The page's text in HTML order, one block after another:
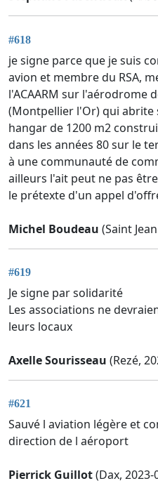
#618
je signe parce que je suis
avion et membre du RSA,
l'ACAARM sur l'aérodrome
(Montpellier l'Or) qui abrite
hangar de 1200 m2
dans les années 80 sur le
à une communauté de
ailleurs l'ait peut ne pas
le prétexte d'un appel
Michel Boudeau (Saint
#619
Je signe par solidarité
Les associations ne
leurs locaux
Axelle Sourisseau (Rezé,
#621
Sauvé l aviation légère et
direction de l aéroport
Pierrick Guillot(Dax, 2023-